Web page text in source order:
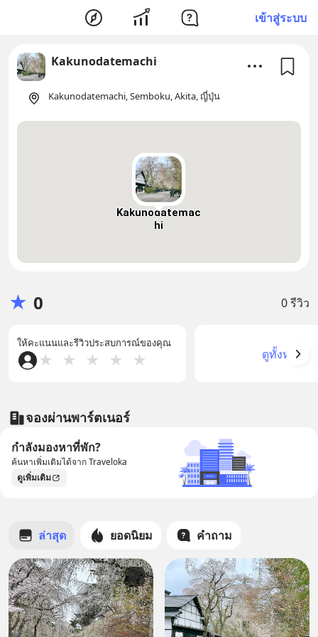
เข้าสู่ระบบ
Kakunodatemachi
Kakunodatemachi, Semboku, Akita, ญี่ปุ่น
Kakunodatemac
hi
★ 0 0 รีวิว
ให้คะแนนและรีวิวประสบการณ์ของคุณ
★ ★ ★ ★ ★ ดูทั้งหมด
จองผ่านพาร์ตเนอร์
กำลังมองหาที่พัก?
ค้นหาเพิ่มเติมได้จาก Traveloka
ดูเพิ่มเติม
ล่าสุด ยอดนิยม คำถาม